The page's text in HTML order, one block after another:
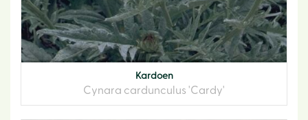
Kardoen
Cynara cardunculus 'Cardy'